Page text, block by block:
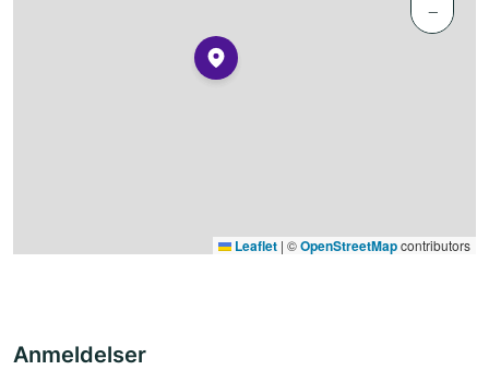
−
Leaflet | ©OpenStreetMapcontributors
Anmeldelser